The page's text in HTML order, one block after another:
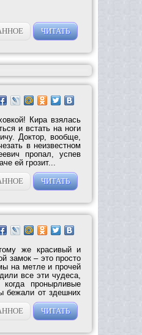
ЧИТАТЬ
Кира взялась
и встать на ноги
Доктор, вообще,
в неизвестном
пропал, успев
ей грозит...
ЧИТАТЬ
же красивый и
замок – это просто
на метле и прочей
все эти чудеса,
пронырливые
бежали от здешних
ЧИТАТЬ